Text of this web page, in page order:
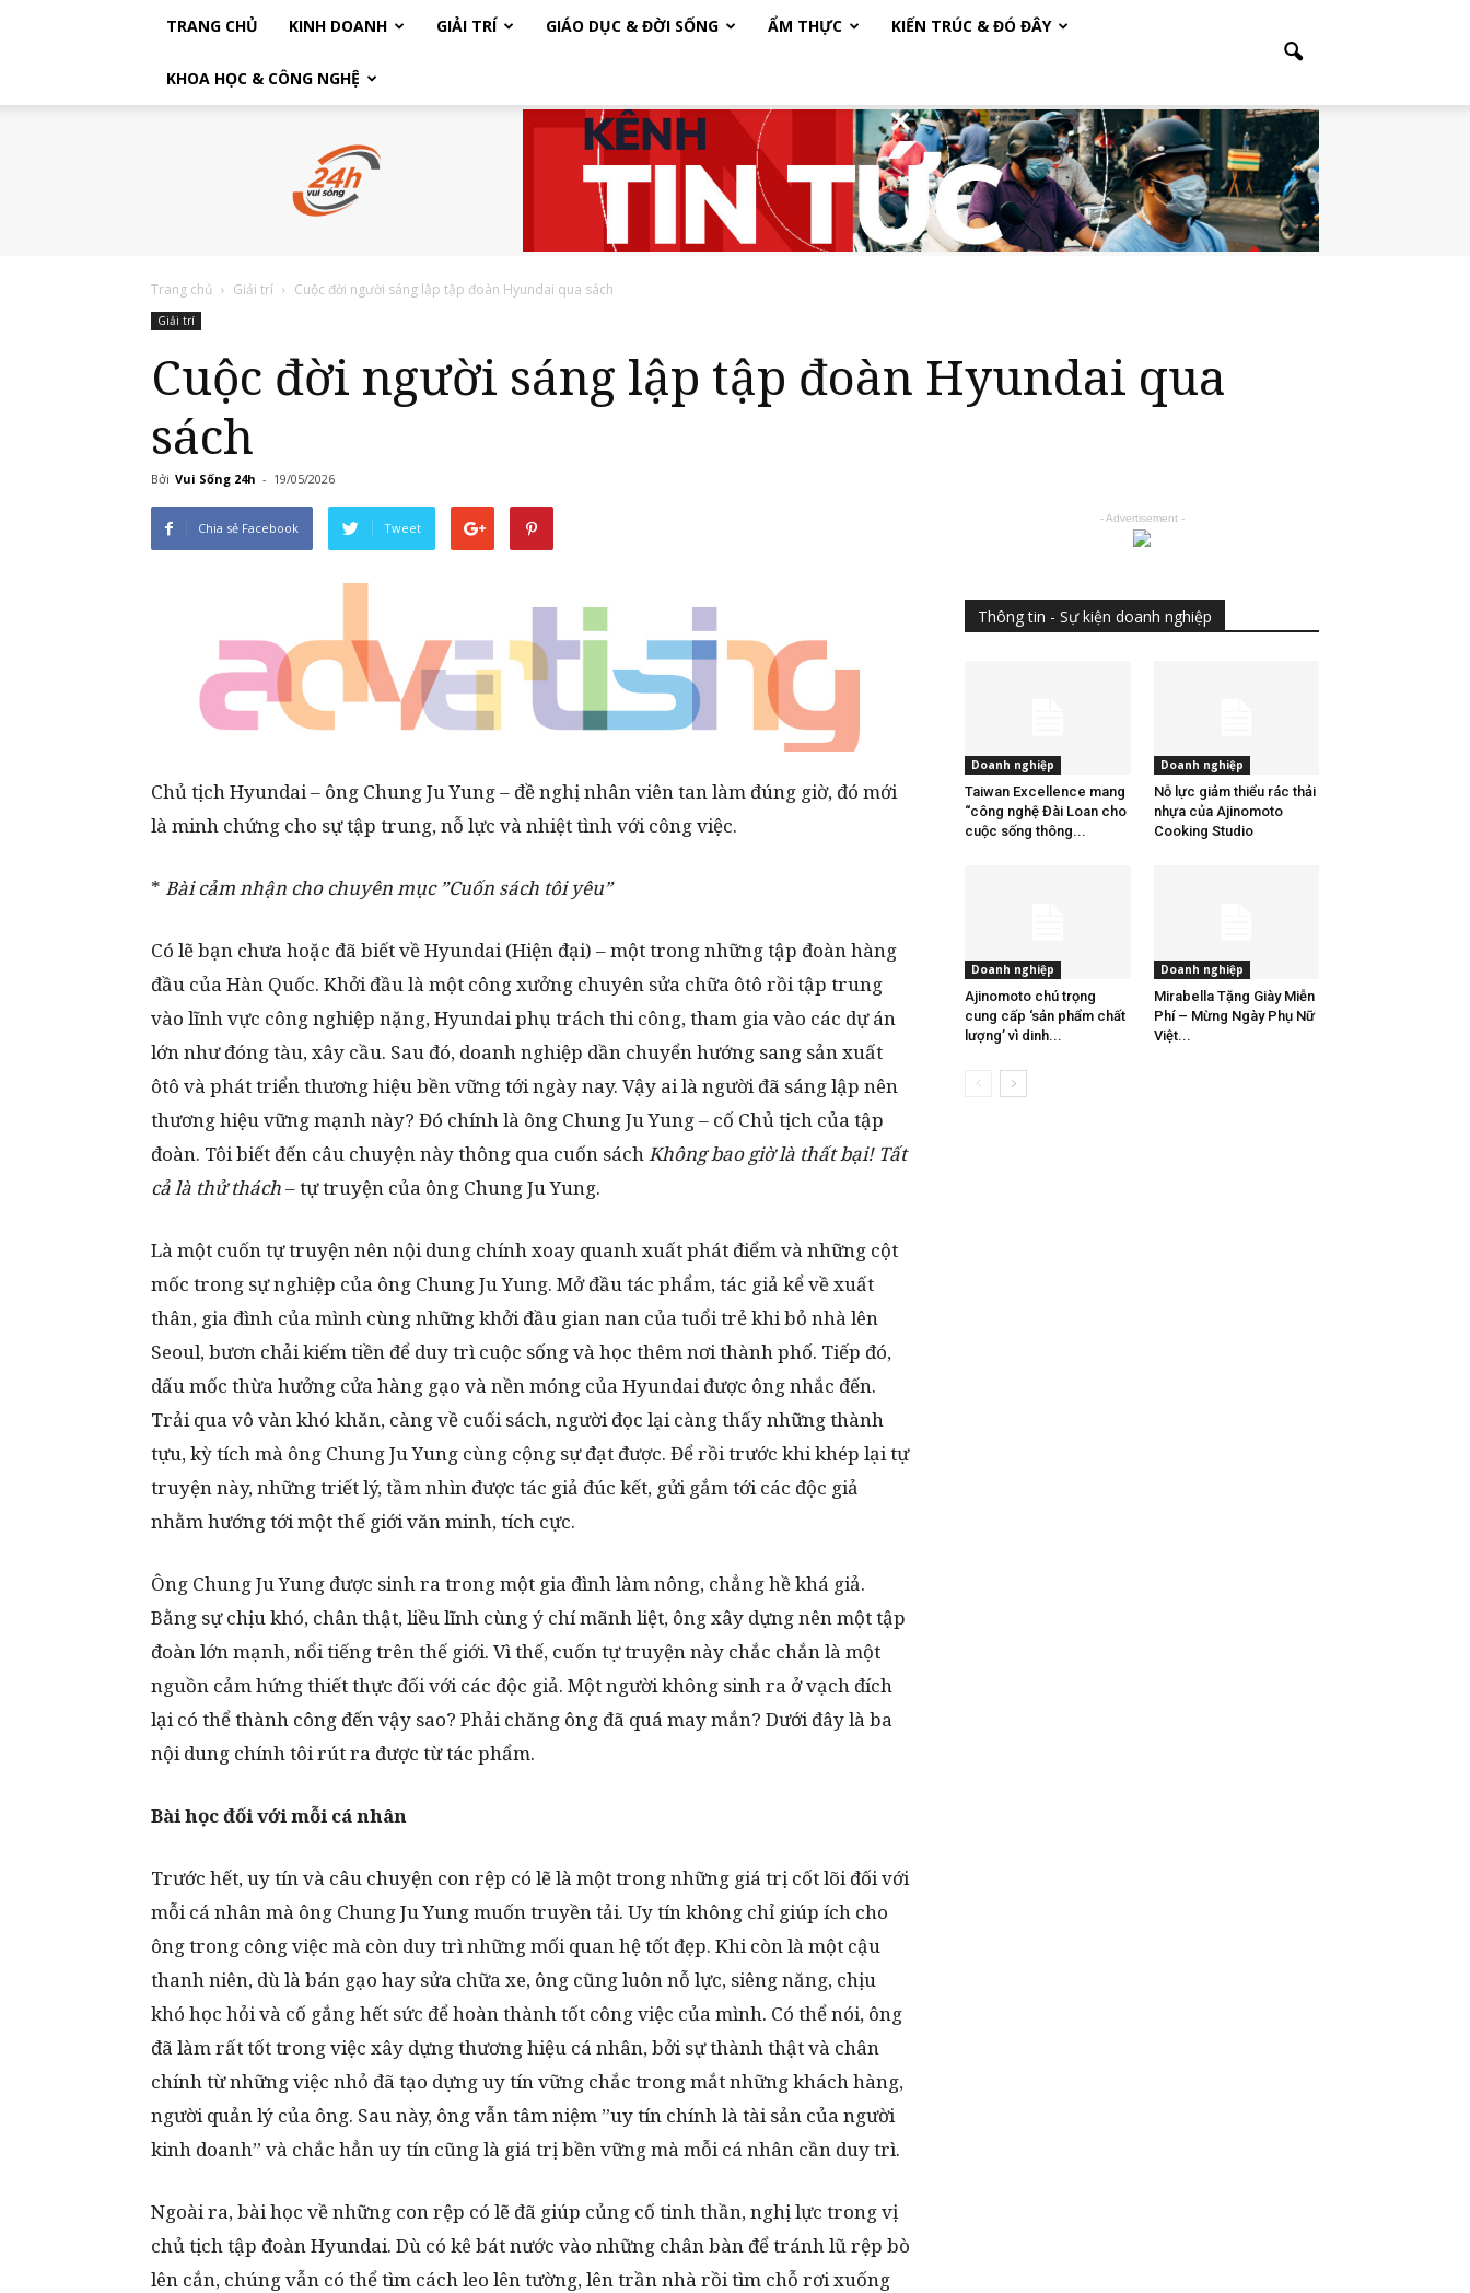
TRANG CHỦ KINH DOANH GIẢI TRÍ GIÁO DỤC & ĐỜI SỐNG ẨM THỰC KIẾN TRÚC & ĐÓ ĐÂY
KHOA HỌC & CÔNG NGHỆ
Trang chủ Giải trí Cuộc đời người sáng lập tập đoàn Hyundai qua sách
Giải trí
Cuộc đời người sáng lập tập đoàn Hyundai qua
sách
Bởi Vui Sống 24h - 19/05/2026
Chia sẻ Facebook Tweet
Chủ tịch Hyundai – ông Chung Ju Yung – đề nghị nhân viên tan làm đúng giờ, đó mới
là minh chứng cho sự tập trung, nỗ lực và nhiệt tình với công việc.
* Bài cảm nhận cho chuyên mục ”Cuốn sách tôi yêu”
Có lẽ bạn chưa hoặc đã biết về Hyundai (Hiện đại) – một trong những tập đoàn hàng
đầu của Hàn Quốc. Khởi đầu là một công xưởng chuyên sửa chữa ôtô rồi tập trung
vào lĩnh vực công nghiệp nặng, Hyundai phụ trách thi công, tham gia vào các dự án
lớn như đóng tàu, xây cầu. Sau đó, doanh nghiệp dần chuyển hướng sang sản xuất
ôtô và phát triển thương hiệu bền vững tới ngày nay. Vậy ai là người đã sáng lập nên
thương hiệu vững mạnh này? Đó chính là ông Chung Ju Yung – cố Chủ tịch của tập
đoàn. Tôi biết đến câu chuyện này thông qua cuốn sáchKhông bao giờ là thất bại! Tất
cả là thử thách– tự truyện của ông Chung Ju Yung.
Là một cuốn tự truyện nên nội dung chính xoay quanh xuất phát điểm và những cột
mốc trong sự nghiệp của ông Chung Ju Yung. Mở đầu tác phẩm, tác giả kể về xuất
thân, gia đình của mình cùng những khởi đầu gian nan của tuổi trẻ khi bỏ nhà lên
Seoul, bươn chải kiếm tiền để duy trì cuộc sống và học thêm nơi thành phố. Tiếp đó,
dấu mốc thừa hưởng cửa hàng gạo và nền móng của Hyundai được ông nhắc đến.
Trải qua vô vàn khó khăn, càng về cuối sách, người đọc lại càng thấy những thành
tựu, kỳ tích mà ông Chung Ju Yung cùng cộng sự đạt được. Để rồi trước khi khép lại tự
truyện này, những triết lý, tầm nhìn được tác giả đúc kết, gửi gắm tới các độc giả
nhằm hướng tới một thế giới văn minh, tích cực.
Ông Chung Ju Yung được sinh ra trong một gia đình làm nông, chẳng hề khá giả.
Bằng sự chịu khó, chân thật, liều lĩnh cùng ý chí mãnh liệt, ông xây dựng nên một tập
đoàn lớn mạnh, nổi tiếng trên thế giới. Vì thế, cuốn tự truyện này chắc chắn là một
nguồn cảm hứng thiết thực đối với các độc giả. Một người không sinh ra ở vạch đích
lại có thể thành công đến vậy sao? Phải chăng ông đã quá may mắn? Dưới đây là ba
nội dung chính tôi rút ra được từ tác phẩm.
Bài học đối với mỗi cá nhân
Trước hết, uy tín và câu chuyện con rệp có lẽ là một trong những giá trị cốt lõi đối với
mỗi cá nhân mà ông Chung Ju Yung muốn truyền tải. Uy tín không chỉ giúp ích cho
ông trong công việc mà còn duy trì những mối quan hệ tốt đẹp. Khi còn là một cậu
thanh niên, dù là bán gạo hay sửa chữa xe, ông cũng luôn nỗ lực, siêng năng, chịu
khó học hỏi và cố gắng hết sức để hoàn thành tốt công việc của mình. Có thể nói, ông
đã làm rất tốt trong việc xây dựng thương hiệu cá nhân, bởi sự thành thật và chân
chính từ những việc nhỏ đã tạo dựng uy tín vững chắc trong mắt những khách hàng,
người quản lý của ông. Sau này, ông vẫn tâm niệm ”uy tín chính là tài sản của người
kinh doanh” và chắc hẳn uy tín cũng là giá trị bền vững mà mỗi cá nhân cần duy trì.
Ngoài ra, bài học về những con rệp có lẽ đã giúp củng cố tinh thần, nghị lực trong vị
chủ tịch tập đoàn Hyundai. Dù có kê bát nước vào những chân bàn để tránh lũ rệp bò
lên cắn, chúng vẫn có thể tìm cách leo lên tường, lên trần nhà rồi tìm chỗ rơi xuống
- Advertisement -
Thông tin - Sự kiện doanh nghiệp
Doanh nghiệp
Taiwan Excellence mang
“công nghệ Đài Loan cho
cuộc sống thông...
Doanh nghiệp
Nỗ lực giảm thiểu rác thải
nhựa của Ajinomoto
Cooking Studio
Doanh nghiệp
Ajinomoto chú trọng
cung cấp ‘sản phẩm chất
lượng’ vì dinh...
Doanh nghiệp
Mirabella Tặng Giày Miễn
Phí – Mừng Ngày Phụ Nữ
Việt...